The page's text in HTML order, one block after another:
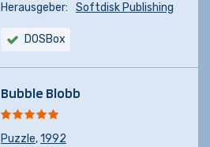
Herausgeber:
Softdisk Publishing
DOSBox
Bubble Blobb
Puzzle,1992